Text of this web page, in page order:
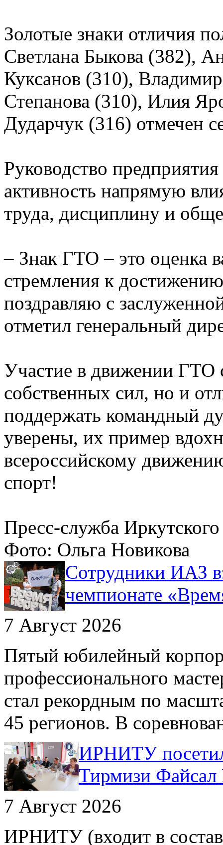
Золотые знаки отличия
Светлана Быкова (382),
Куксанов (310),
Степанова (310), Илия
Дударчук (316) отмечен
Руководство
активность напрямую
труда, дисциплину и
– Знак ГТО – это оценка
стремления к
поздравляю с
отметил генеральный
Участие в движении ГТО
собственных сил, но и
поддержать командный
уверены, их пример
всероссийскому
спорт!
Пресс-служба
Фото: Ольга Новикова
Сотрудники ИАЗ
чемпионате
7 Август 2026
Пятый юбилейный
профессионального
стал рекордным по
45 регионов. В
ИРНИТУ
Тирмизи Файсал
7 Август 2026
ИРНИТУ (входит в состав